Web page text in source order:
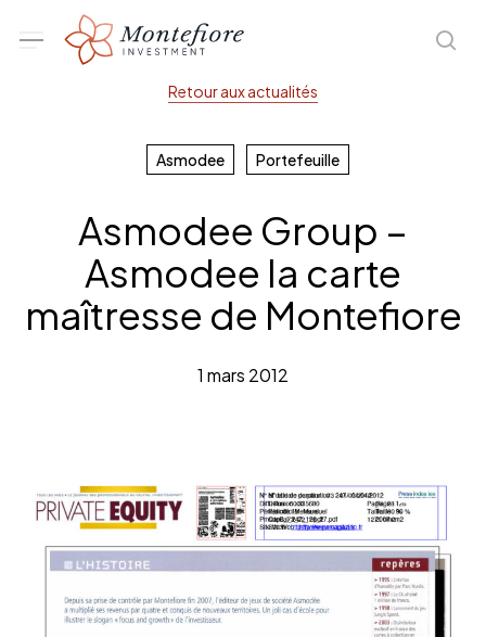
Menu
Retour aux actualités
Asmodee Portefeuille
Asmodee Group –
Asmodee la carte
maîtresse de Montefiore
1 mars 2012